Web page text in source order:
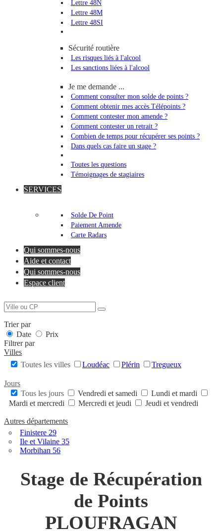
Lettre 48N
Lettre 48M
Lettre 48SI
Sécurité routière
Les risques liés à l'alcool
Les sanctions liées à l'alcool
Je me demande ...
Comment consulter mon solde de points ?
Comment obtenir mes accès Télépoints ?
Comment contester mon amende ?
Comment contester un retrait ?
Combien de temps pour récupérer ses points ?
Dans quels cas faire un stage ?
Toutes les questions
Témoignages de stagiaires
SERVICES
Solde De Point
Paiement Amende
Carte Radars
Qui sommes-nous
Aide et contact
Qui sommes-nous
Espace client
Trier par
Date
Prix
Filtrer par
Villes
Toutes les villes
Loudéac Plérin Tregueux
Jours
Tous les jours
Vendredi et samedi
Lundi et mardi
Mardi et mercredi
Mercredi et jeudi Jeudi et vendredi
Autres départements
Finistere 29
Ile et Vilaine 35
Morbihan 56
Stage de Récupération
de Points
PLOUFRAGAN